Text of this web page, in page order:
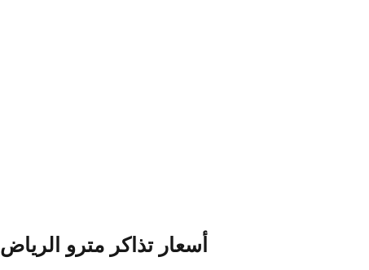
أسعار تذاكر مترو الرياض 2024 – 2025